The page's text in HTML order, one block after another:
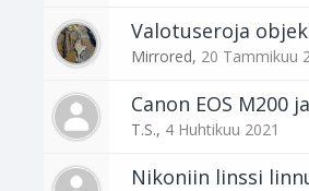
Valotuseroja
Mirrored, 20 Tammikuu
Canon EOS M200
T.S., 4 Huhtikuu 2021
Nikoniin linssi